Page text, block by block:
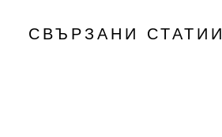
СВЪРЗАНИ СТАТИИ